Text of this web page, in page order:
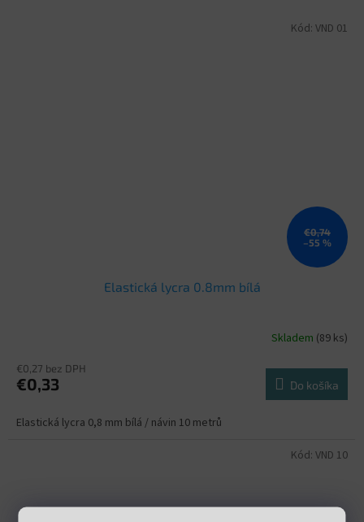
€0,74
–55 %
Elastická lycra 0.8mm bílá
Skladem (89 ks)
€0,27 bez DPH
€0,33 Do košíka
Elastická lycra 0,8 mm bílá / návin 10 metrů
Kód: VND 01
Kód: VND 10